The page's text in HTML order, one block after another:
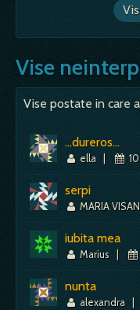
Vise
Vise postate in care
...dureros...
ella |
serpi
MARIA VISAN
iubita mea
Marius |
nunta
alexandra |